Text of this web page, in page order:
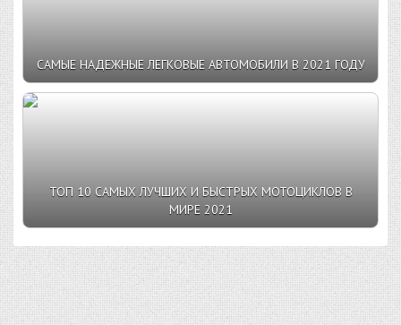
САМЫЕ НАДЕЖНЫЕ ЛЕГКОВЫЕ АВТОМОБИЛИ В 2021 ГОДУ
ТОП 10 САМЫХ ЛУЧШИХ И БЫСТРЫХ МОТОЦИКЛОВ В
МИРЕ 2021